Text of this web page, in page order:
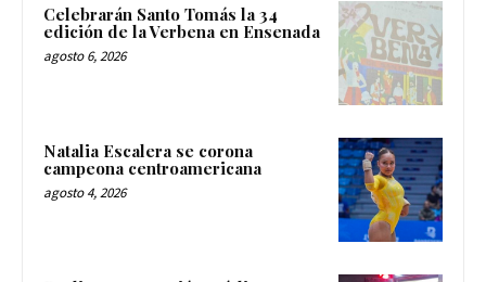
Celebrarán Santo Tomás la 34
edición de la Verbena en Ensenada
agosto 6, 2026
Natalia Escalera se corona
campeona centroamericana
agosto 4, 2026